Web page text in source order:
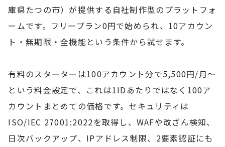
庫県たつの市）が提供する自社制作型のプラットフォ
ームです。フリープラン0円で始められ、10アカウン
ト・無期限・全機能という条件から試せます。
有料のスターターは100アカウント分で5,500円/月〜
という料金設定で、これは1IDあたりではなく100ア
カウントまとめての価格です。セキュリティは
ISO/IEC 27001:2022を取得し、WAFや改ざん検知、
日次バックアップ、IPアドレス制限、2要素認証にも